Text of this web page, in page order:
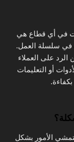
في أي قطاع هي
في سلسلة العمل.
على العملاء
أو التعليمات
الأمور بشكل